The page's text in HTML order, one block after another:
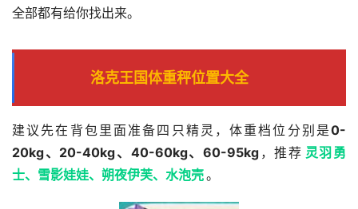
全部都有给你找出来。
洛克王国体重秤位置大全
建议先在背包里面准备四只精灵，体重档位分别是0-
20kg、20-40kg、40-60kg、60-95kg，推荐 灵羽勇
士、雪影娃娃、朔夜伊芙、水泡壳。